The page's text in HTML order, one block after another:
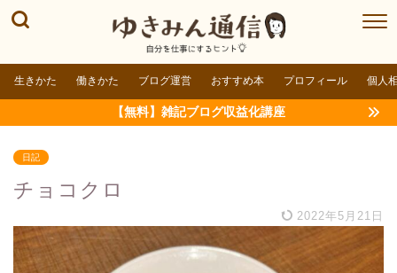
生きかた 働きかた ブログ運営 おすすめ本 プロフィール 個人
【無料】雑記ブログ収益化講座
日記
チョコクロ
2022年5月21日